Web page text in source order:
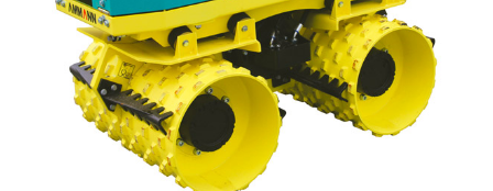
Materiál
Provádíme
Galerie